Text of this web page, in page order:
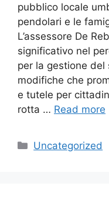
pubblico locale
pendolari e le
L’assessore De
significativo nel
per la gestione
modifiche che
e tutele per
rotta … Read more
Categories
Uncategorized